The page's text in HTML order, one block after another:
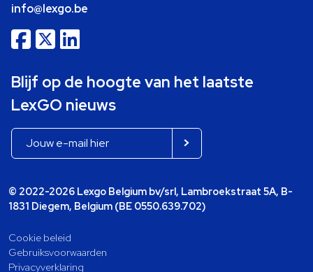
info@lexgo.be
Blijf op de hoogte van het laatste
LexGO nieuws
© 2022-2026 Lexgo Belgium bv/srl, Lambroekstraat 5A, B-
1831 Diegem, Belgium (BE 0550.639.702)
Cookie beleid
Gebruiksvoorwaarden
Privacyverklaring